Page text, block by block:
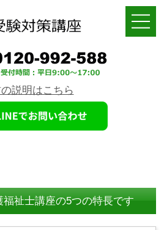
説明はこちら
祉士講座の5つの特長です